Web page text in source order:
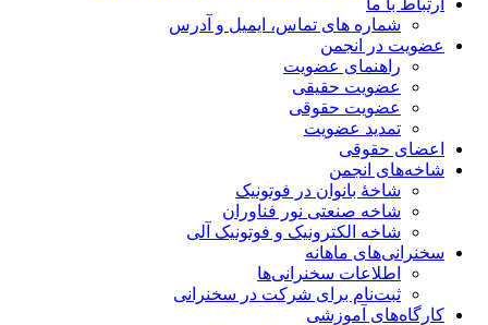
ارتباط با ما
شماره های تماس، ایمیل و آدرس
عضویت در انجمن
راهنمای عضویت
عضویت حقیقی
عضویت حقوقی
تمدید عضویت
اعضای حقوقی
شاخه‌های انجمن
شاخۀ بانوان در فوتونیک
شاخه صنعتی نور فناوران
شاخه‌ الکترونیک و فوتونیک آلی
سخنرانی‌های ماهانه
اطلاعات سخنرانی‌‌ها
ثبت‌نام برای شرکت در سخنرانی
کارگاه‌های آموزشی